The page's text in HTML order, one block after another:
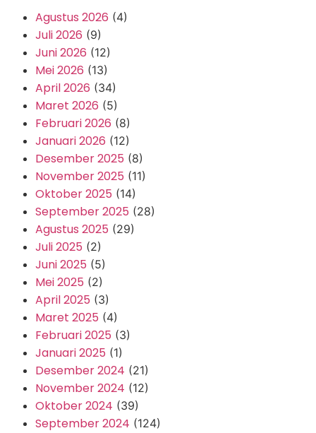
Agustus 2026 (4)
Juli 2026 (9)
Juni 2026 (12)
Mei 2026 (13)
April 2026 (34)
Maret 2026 (5)
Februari 2026 (8)
Januari 2026 (12)
Desember 2025 (8)
November 2025 (11)
Oktober 2025 (14)
September 2025 (28)
Agustus 2025 (29)
Juli 2025 (2)
Juni 2025 (5)
Mei 2025 (2)
April 2025 (3)
Maret 2025 (4)
Februari 2025 (3)
Januari 2025 (1)
Desember 2024 (21)
November 2024 (12)
Oktober 2024 (39)
September 2024 (124)